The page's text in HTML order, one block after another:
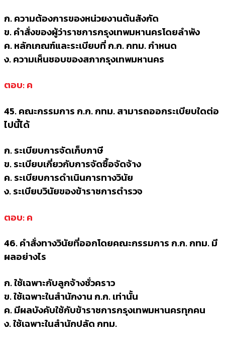
ก. ความต้องการของหน่วยงานต้นสังกัด
ข. คำสั่งของผู้ว่าราชการกรุงเทพมหานครโดยลำพัง
ค. หลักเกณฑ์และระเบียบที่ ก.ก. กทม. กำหนด
ง. ความเห็นชอบของสภากรุงเทพมหานคร
ตอบ: ค
45. คณะกรรมการ ก.ก. กทม. สามารถออกระเบียบใดต่อ
ไปนี้ได้
ก. ระเบียบการจัดเก็บภาษี
ข. ระเบียบเกี่ยวกับการจัดซื้อจัดจ้าง
ค. ระเบียบการดำเนินการทางวินัย
ง. ระเบียบวินัยของข้าราชการตำรวจ
ตอบ: ค
46. คำสั่งทางวินัยที่ออกโดยคณะกรรมการ ก.ก. กทม. มี
ผลอย่างไร
ก. ใช้เฉพาะกับลูกจ้างชั่วคราว
ข. ใช้เฉพาะในสำนักงาน ก.ก. เท่านั้น
ค. มีผลบังคับใช้กับข้าราชการกรุงเทพมหานครทุกคน
ง. ใช้เฉพาะในสำนักปลัด กทม.